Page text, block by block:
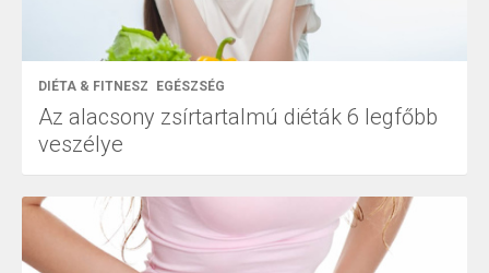
DIÉTA & FITNESZ EGÉSZSÉG
Az alacsony zsírtartalmú diéták 6 legfőbb
veszélye